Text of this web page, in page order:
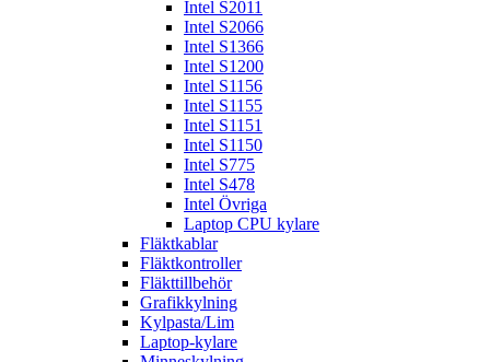
Intel S2011
Intel S2066
Intel S1366
Intel S1200
Intel S1156
Intel S1155
Intel S1151
Intel S1150
Intel S775
Intel S478
Intel Övriga
Laptop CPU kylare
Fläktkablar
Fläktkontroller
Fläkttillbehör
Grafikkylning
Kylpasta/Lim
Laptop-kylare